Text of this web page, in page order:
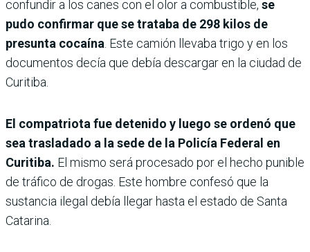
confundir a los canes con el olor a combustible, se
pudo confirmar que se trataba de 298 kilos de
presunta cocaína. Este camión llevaba trigo y en los
documentos decía que debía descargar en la ciudad de
Curitiba.
El compatriota fue detenido y luego se ordenó que
sea trasladado a la sede de la Policía Federal en
Curitiba. El mismo será procesado por el hecho punible
de tráfico de drogas. Este hombre confesó que la
sustancia ilegal debía llegar hasta el estado de Santa
Catarina.